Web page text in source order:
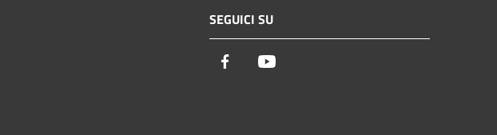
SEGUICI SU
Facebook